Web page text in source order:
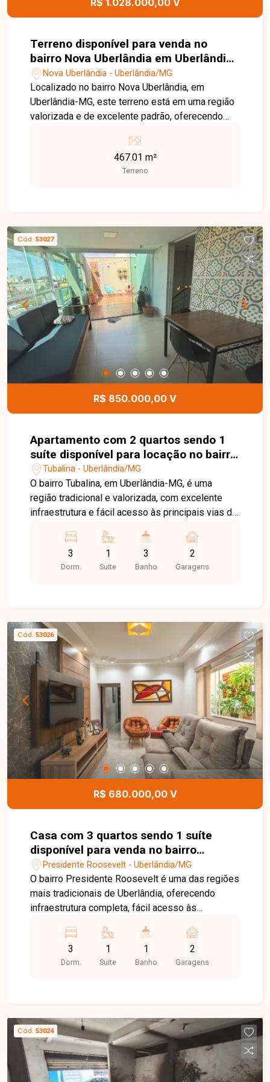
para viver com conforto, sofisticação e qualidade
R$ 1.028.000,00 V
Terreno disponível para venda no
bairro Nova Uberlândia em Uberlândia-
MGNova Uberlândia - Uberlândia/MG
Localizado no bairro Nova Uberlândia, em
Uberlândia-MG, este terreno está em uma região
valorizada e de excelente padrão, oferecendo
proximidade com supermercados, escolas,
restaurantes, farmácias e diversos serviços. O
condomínio residencial proporciona segurança,
m², situado em condomínio fechado residencial.
Sua topografia favorece o desenvolvimento de
diferentes projetos arquitetônicos, sendo uma
excelente oportunidade para construir a casa dos
seus sonhos em um ambiente seguro e bem
localizado. Esta é uma excelente oportunidade
para investir ou construir em um dos bairros mais
desejados de Uberlândia. Agende uma visita e
conheça de perto todo o potencial deste terreno.
467.01 m²
Terreno
Cód. 53027
R$ 850.000,00 V
Apartamento com 2 quartos sendo 1
suíte disponível para locação no bairro
Tubalina em Uberlândia-MG
Tubalina - Uberlândia/MG
O bairro Tubalina, em Uberlândia-MG, é uma
região tradicional e valorizada, com excelente
infraestrutura e fácil acesso às principais vias da
farmácias, comércios e diversos serviços,
oferece praticidade e qualidade de vida para toda
a família. Cobertura com sol da manhã com
03 quartos, sendo 01 suíte, 02 banheiro social e
cozinha funcional. No segundo piso, dispõe de
ampla sala de TV, closet com possibilidade de
reversão para um 03º quarto, além de área
gourmet integrada à lavanderia, proporcionando
um ambiente ideal para momentos de lazer e
confraternização. Entre em contato para mais
informações e agende uma visita para conhecer
esta excelente cobertura.
3
Dorm.
1
Suite
3
Banho
2
Garagens
Cód. 53026
R$ 680.000,00 V
Casa com 3 quartos sendo 1 suíte
disponível para venda no bairro
Presidente Roosevelt em Uberlândia-
MG
Presidente Roosevelt - Uberlândia/MG
O bairro Presidente Roosevelt é uma das regiões
mais tradicionais de Uberlândia, oferecendo
infraestrutura completa, fácil acesso às
supermercados, escolas, farmácias, restaurantes
e diversos serviços. Uma excelente localização
para quem busca praticidade, conforto e
armários planejados, sendo 1 suíte climatizada
com armário e espelho, banheiro social com box
em vidro temperado, área de serviço com
armários planejados, área gourmet climatizada
3
Dorm.
1
Suite
1
Banho
2
Garagens
Cód. 53024